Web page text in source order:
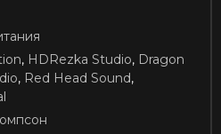
, HDRezka Studio, Dragon
, Red Head Sound,